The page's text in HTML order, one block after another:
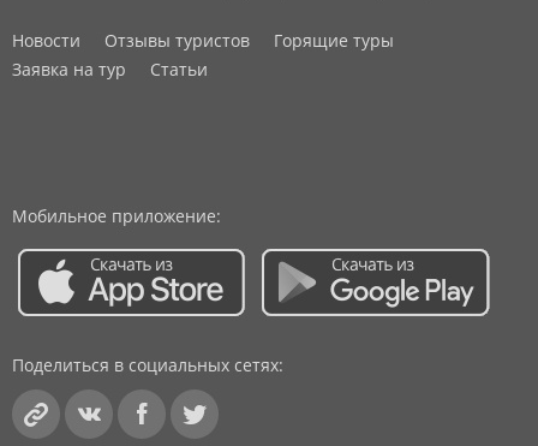
Новости Отзывы туристов
Горящие туры
Заявка на тур
Статьи
Мобильное приложение:
Поделиться в социальных сетях: